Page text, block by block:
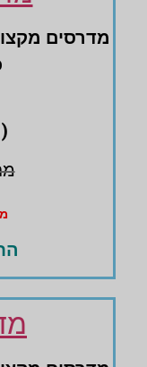
מדרסים
(1 + 1 + 1 חינם)